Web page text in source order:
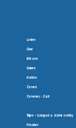
Leden
Únor
Březen
Duben
Květen
Červen
Červenec -Září
Říjen – Listopad a státní svátky
Prosinec